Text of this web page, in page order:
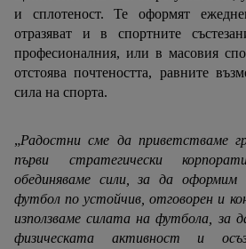
и сплотеност. Те оформят
отразяват и в спортните
професионалния, или в масовия
отстоява почтеността, равните
сила на спорта.
„Радостни сме да приветстваме
първи стратегически
обединяваме сили, за да оформим
футбол по устойчив, отговорен и
използваме силата на футбола, за
физическата активност и
съгласието си по всяко време с
можете да намерите в нашата
поверителност. Можете да
информация за оператора на сайта